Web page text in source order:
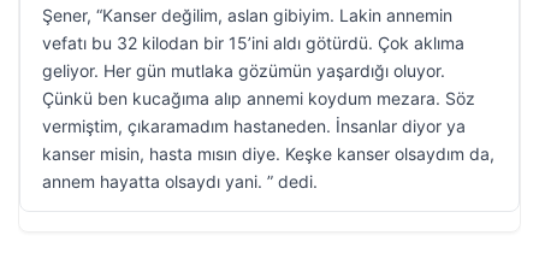
Şener, “Kanser değilim, aslan gibiyim. Lakin annemin
vefatı bu 32 kilodan bir 15’ini aldı götürdü. Çok aklıma
geliyor. Her gün mutlaka gözümün yaşardığı oluyor.
Çünkü ben kucağıma alıp annemi koydum mezara. Söz
vermiştim, çıkaramadım hastaneden. İnsanlar diyor ya
kanser misin, hasta mısın diye. Keşke kanser olsaydım da,
annem hayatta olsaydı yani. ” dedi.